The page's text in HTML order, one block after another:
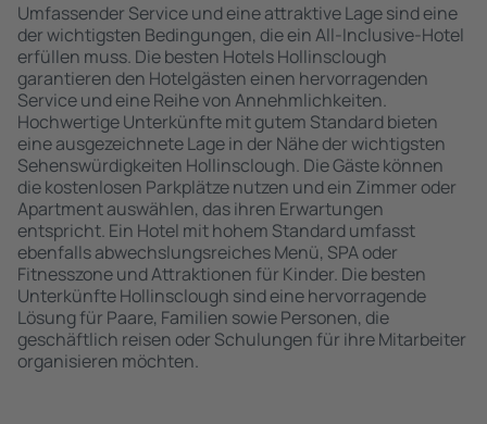
Umfassender Service und eine attraktive Lage sind eine
der wichtigsten Bedingungen, die ein All-Inclusive-Hotel
erfüllen muss. Die besten Hotels Hollinsclough
garantieren den Hotelgästen einen hervorragenden
Service und eine Reihe von Annehmlichkeiten.
Hochwertige Unterkünfte mit gutem Standard bieten
eine ausgezeichnete Lage in der Nähe der wichtigsten
Sehenswürdigkeiten Hollinsclough. Die Gäste können
die kostenlosen Parkplätze nutzen und ein Zimmer oder
Apartment auswählen, das ihren Erwartungen
entspricht. Ein Hotel mit hohem Standard umfasst
ebenfalls abwechslungsreiches Menü, SPA oder
Fitnesszone und Attraktionen für Kinder. Die besten
Unterkünfte Hollinsclough sind eine hervorragende
Lösung für Paare, Familien sowie Personen, die
geschäftlich reisen oder Schulungen für ihre Mitarbeiter
organisieren möchten.